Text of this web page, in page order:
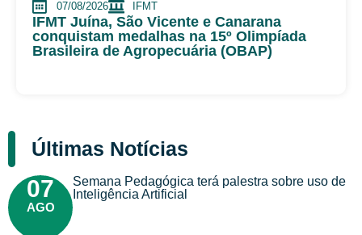
07/08/2026 IFMT
IFMT Juína, São Vicente e Canarana
conquistam medalhas na 15º Olimpíada
Brasileira de Agropecuária (OBAP)
Últimas Notícias
07
AGO
Semana Pedagógica terá palestra sobre uso de
Inteligência Artificial